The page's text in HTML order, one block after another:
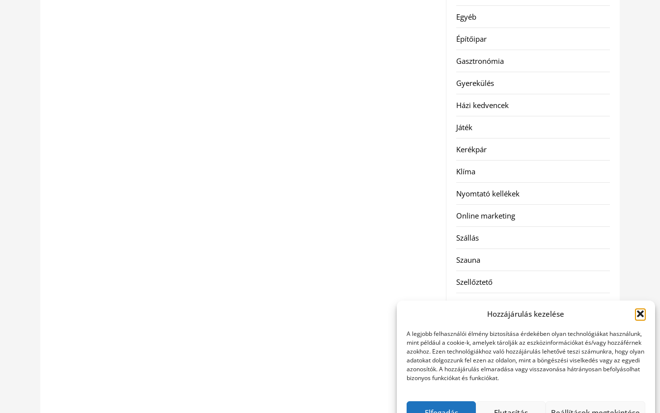
Hozzájárulás kezelése
A legjobb felhasználói élmény biztosítása érdekében olyan technológiákat használunk,
mint például a cookie-k, amelyek tárolják az eszközinformációkat és/vagy hozzáférnek
azokhoz. Ezen technológiákhoz való hozzájárulás lehetővé teszi számunkra, hogy olyan
adatokat dolgozzunk fel ezen az oldalon, mint a böngészési viselkedés vagy az egyedi
azonosítók. A hozzájárulás elmaradása vagy visszavonása hátrányosan befolyásolhat
bizonyos funkciókat és funkciókat.
Egyéb
Építőipar
Gasztronómia
Gyerekülés
Házi kedvencek
Játék
Kerékpár
Klíma
Nyomtató kellékek
Online marketing
Szállás
Szauna
Szellőztető
Utazás
Vásárlás